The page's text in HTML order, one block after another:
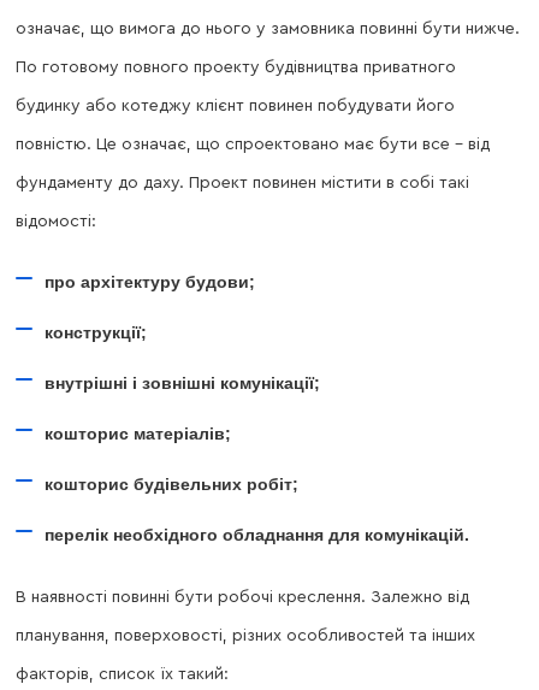
означає, що вимога до нього у замовника повинні бути нижче.
По готовому повного проекту будівництва приватного
будинку або котеджу клієнт повинен побудувати його
повністю. Це означає, що спроектовано має бути все - від
фундаменту до даху. Проект повинен містити в собі такі
відомості:
про архітектуру будови;
конструкції;
внутрішні і зовнішні комунікації;
кошторис матеріалів;
кошторис будівельних робіт;
перелік необхідного обладнання для комунікацій.
В наявності повинні бути робочі креслення. Залежно від
планування, поверховості, різних особливостей та інших
факторів, список їх такий: